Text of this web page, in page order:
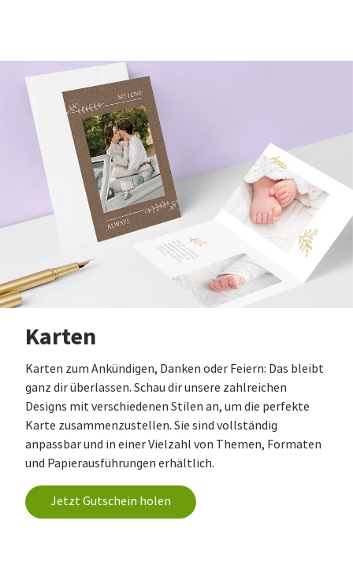
Karten
Karten zum Ankündigen, Danken oder Feiern: Das bleibt
ganz dir überlassen. Schau dir unsere zahlreichen
Designs mit verschiedenen Stilen an, um die perfekte
Karte zusammenzustellen. Sie sind vollständig
anpassbar und in einer Vielzahl von Themen, Formaten
und Papierausführungen erhältlich.
Jetzt Gutschein holen